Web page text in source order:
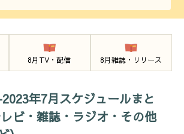
8月TV・配信 8月雑誌・リリース
年7月スケジュールまと
ビ・雑誌・ラジオ・その他